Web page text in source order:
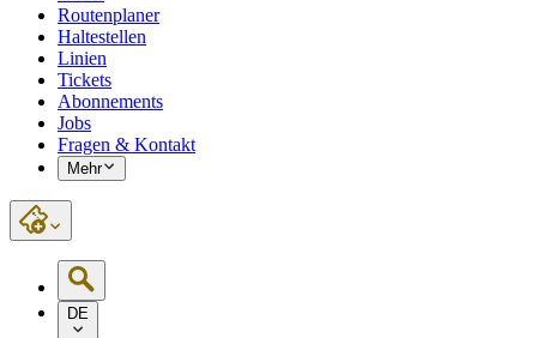
Routenplaner
Haltestellen
Linien
Tickets
Abonnements
Jobs
Fragen & Kontakt
Mehr
DE